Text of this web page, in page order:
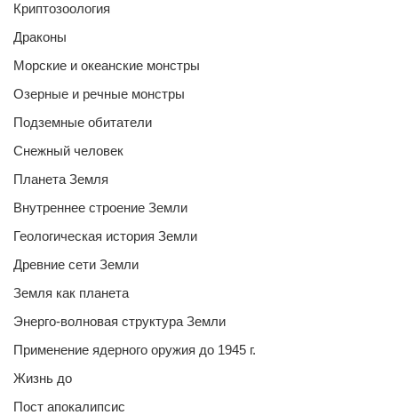
Криптозоология
Драконы
Морские и океанские монстры
Озерные и речные монстры
Подземные обитатели
Снежный человек
Планета Земля
Внутреннее строение Земли
Геологическая история Земли
Древние сети Земли
Земля как планета
Энерго-волновая структура Земли
Применение ядерного оружия до 1945 г.
Жизнь до
Пост апокалипсис